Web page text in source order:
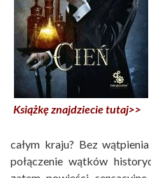
Książkę znajdziecie tutaj>>
całym kraju? Bez
połączenie wątków